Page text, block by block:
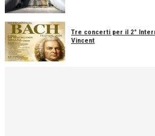
Tre concerti per il 2°
Vincent